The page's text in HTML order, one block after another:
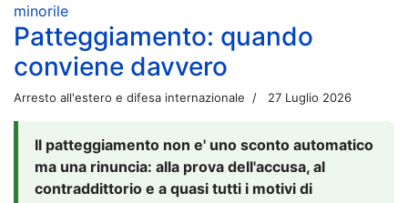
minorile
Patteggiamento: quando
conviene davvero
Arresto all'estero e difesa internazionale 27 Luglio 2026
Il patteggiamento non e' uno sconto automatico
ma una rinuncia: alla prova dell'accusa, al
contraddittorio e a quasi tutti i motivi di